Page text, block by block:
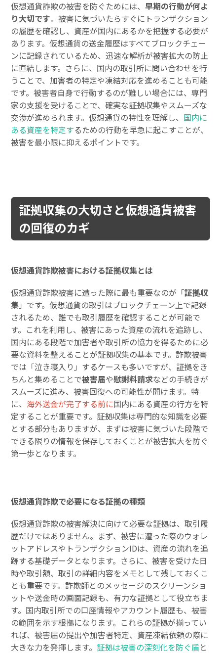
仮想通貨詐欺の被害を防ぐためには、早期の行動が何よ
り大切です。被害に気づいたらすぐにトランザクション
の履歴を確認し、資産が国内にあるかを把握する必要が
あります。仮想通貨の送金履歴はすべてブロックチェー
ンに記録されているため、迅速な解析が被害拡大の防止
に直結します。さらに、国内の取引所に問い合わせを行
うことで、加害者の特定や凍結対応を進めることも可能
です。被害者自身で行動するのが難しい場合には、専門
家の支援を受けることで、確実な証拠収集やスムーズな
交渉が進められます。仮想通貨の特性を理解し、 国内に
ある資産を特定するための行動を早急に起こすことが、
被害を最小限に抑えるポイントです。
証拠収集の大切さと仮想通貨被害
の回復のカギ
仮想通貨詐欺被害における証拠収集とは
仮想通貨詐欺被害に遭った際に最も重要なのが「証拠収
集」です。仮想通貨の取引はブロックチェーン上で記録
されるため、誰でも取引履歴を確認することが可能で
す。これを利用し、被害にあった資産の流れを追跡し、
国内にある段階で加害者や取引所の協力を得るために必
要な資料を整えることが証拠収集の基本です。詐欺被害
では「泣き寝入り」するケースも多いですが、証拠をき
ちんと集めることで被害届や慰謝料請求などの手続きが
スムーズに進み、被害回復への可能性が開けます。特
に、海外送金が完了する前に国内にある資産の行方を特
定することが重要です。証拠収集は専門的な知識を必要
とする部分もありますが、まずは被害に気づいた段階で
できる限りの情報を保存しておくことが被害拡大を防ぐ
第一歩となります。
仮想通貨詐欺で必要になる証拠の種類
仮想通貨詐欺の被害解決に向けて必要な証拠は、取引履
歴だけではありません。まず、被害に遭った際のウォレ
ットアドレスやトランザクションIDは、資産の流れを追
跡する基礎データとなります。さらに、被害を受けた日
時や取引額、取引の詳細内容をメモとして残しておくこ
とも重要です。詐欺師とのメッセージのスクリーンショ
ットや送金時の画面記録も、有力な証拠として役立ちま
す。国内取引所での口座情報やアカウント履歴も、被害
の範囲を示す根拠になります。これらの証拠が揃ってい
れば、被害届の提出や加害者特定、資産凍結依頼の際に
大きな力を発揮します。 証拠は被害の深刻化を防ぐ盾と